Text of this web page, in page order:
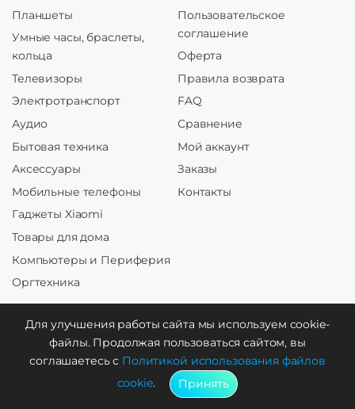
Планшеты
Умные часы, браслеты,
кольца
Телевизоры
Электротранспорт
Аудио
Бытовая техника
Аксессуары
Мобильные телефоны
Гаджеты Xiaomi
Товары для дома
Компьютеры и Периферия
Оргтехника
Пользовательское
соглашение
Оферта
Правила возврата
FAQ
Сравнение
Мой аккаунт
Заказы
Контакты
Создание и продвижение
Для улучшения работы сайта мы используем cookie-
файлы. Продолжая пользоваться сайтом, вы
соглашаетесь с Политикой использования файлов
cookie. Принять